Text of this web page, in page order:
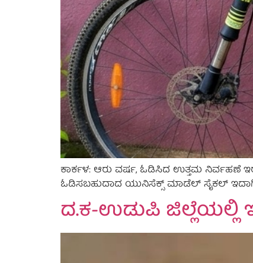
ಕಾರ್ಕಳ: ಆರು ವರ್ಷ, ಓಡಿಸಿದ ಉತ್ತಮ ನಿರ್ವಹಣೆ
ಓಡಿಸಬಹುದಾದ ಯುನಿಸೆಕ್ಸ್ ಮಾಡೆಲ್ ಸೈಕಲ್
ದ.ಕ-ಉಡುಪಿ ಜಿಲ್ಲೆಯಲ್ಲಿ